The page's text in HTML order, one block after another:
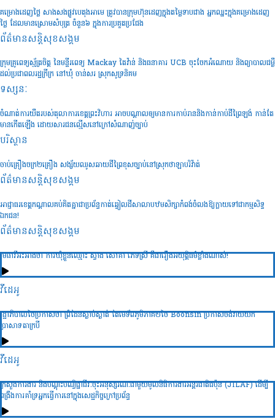
គម្រោងដេញថ្លៃ សាងសងផ្លូវបេតុងអាមេ ត្រូវបានក្រុមហ៊ុនដេញក្នុងតម្លៃទាបជាង អ្នកឈ្នះក្នុងគម្រោងដេញ
ថ្លៃ ដែលមានស្រោមសំបុត្រ ចំនួន៦ ក្នុងការប្រគួតប្រជែង
ព័ត៌មានសន្តិសុខ​សង្គម
ក្រុមគ្រូពេទ្យស្ម័ត្រចិត្ត នៃមន្ទីរពេទ្យ Mackay តៃវ៉ាន់ និងធនាគារ UCB ចុះចែកអំណោយ និងព្យាបាលជម្ងឺ
ដល់ប្រជាពលរដ្ឋក្រីក្រ នៅឃុំ ចាន់សរ ស្រុកសូទ្រនិគម
ទស្សនៈ
ចំណាត់ការយឺតរបស់តុលាការខេត្តព្រះវិហារ អាចបណ្តាលឲ្យមានការកាប់រាននិងកាន់កាប់ដីព្រៃឡង់ កាន់តែ
មានកើតឡើង ដោយសារជនល្មើសនៅក្រៅសំណាញ់ច្បាប់
បរិស្ថាន
ចាប់គ្រឿងចក្រ២គ្រឿង សង្ស័យឈូសឆាយដីព្រៃខុសច្បាប់នៅស្រុកថាឡាបរិវ៉ាត់
ព័ត៌មានសន្តិសុខ​សង្គម
អាជ្ញាធរខេត្តកណ្តាលគប់គិតគ្នាជាប្រព័ន្ធកាត់ឆ្វៀលដីសាលាបឋមសិក្សាកំពង់ចំលងឱ្យក្លាយទៅជាកម្មសិទ្ធ
ឯកជន!
ព័ត៌មានសន្តិសុខ​សង្គម
មេធាវីអះអាងថា ការឃុំខ្លួនឈ្មោះ ស្វាង សៅគា ភេទស្រី គឺជារឿងអយុត្តិធម៌ខ្លាំងណាស់!
វីដេអូ
រដ្ឋាភិបាលថៃប្រកាសថា ព្រំដែនស្ងាប់ស្ងាត់ តែមេទ័ពភូមិភាគ២ថៃ Boonsin ប្រកាសចង់វាយយក
ប្រាសាទតាក្របី
វីដេអូ
ក្រសួងការងារ និងបណ្ដុះបណ្វិជ្ជាជីវៈចុះអនុស្សរណៈជាមួយមូលនិធិការងារអន្ដរជាតិជប៉ុន (JILAF) ដើម្បី
ពង្រឹងការគាំទ្រអ្នកធ្វើការនៅក្នុងសេដ្ឋកិច្ចក្រៅប្រព័ន្ធ